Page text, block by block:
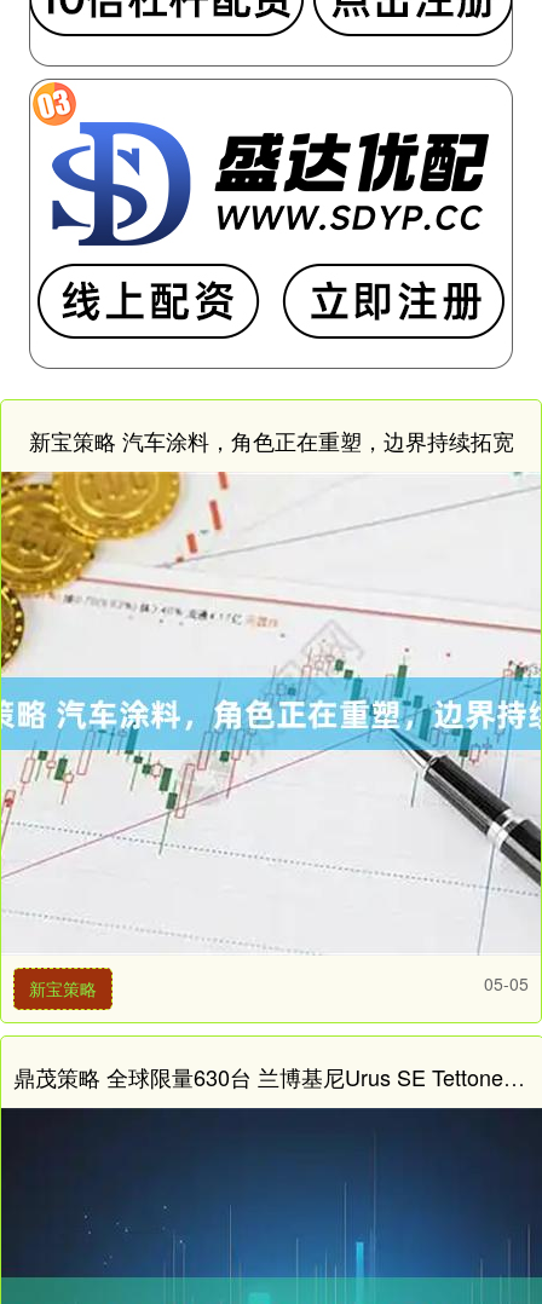
新宝策略 汽车涂料，角色正在重塑，边界持续拓宽
新宝策略 05-05
鼎茂策略 全球限量630台 兰博基尼Urus SE Tettonero特别版官图发布